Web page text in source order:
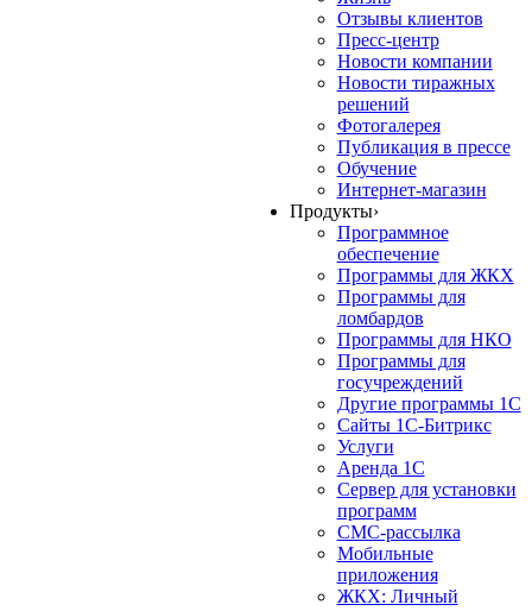
Отзывы клиентов
Пресс-центр
Новости компании
Новости тиражных
решений
Фотогалерея
Публикация в прессе
Обучение
Интернет-магазин
Продукты›
Программное
обеспечение
Программы для ЖКХ
Программы для
ломбардов
Программы для НКО
Программы для
госучреждений
Другие программы 1С
Сайты 1С-Битрикс
Услуги
Аренда 1С
Сервер для установки
программ
СМС-рассылка
Мобильные
приложения
ЖКХ: Личный